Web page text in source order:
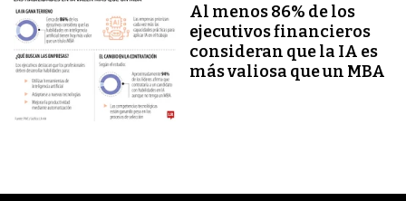
Al menos 86% de los
ejecutivos financieros
consideran que la IA es
más valiosa que un MBA